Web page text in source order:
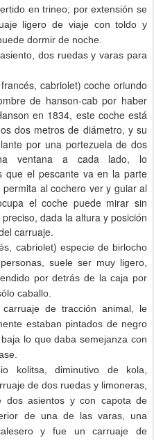
en trineo; por extensión se
ligero de viaje con toldo y
dormir de noche.
dos ruedas y varas para
cabriolet) coche oriundo
de hanson-cab por haber
en 1834, este coche está
dos metros de diámetro, y su
por una portezuela de dos
ventana a cada lado, lo
que el pescante va en la parte
al cochero ver y guiar al
el coche puede mirar sin
dada la altura y posición
carruaje.
cabriolet) especie de birlocho
suele ser muy ligero,
por detrás de la caja por
caballo.
de tracción animal, le
estaban pintados de negro
lo que daba semejanza con
kolitsa, diminutivo de kola,
de dos ruedas y limoneras,
dos asientos y con capota de
de una de las varas, una
y fue un carruaje de